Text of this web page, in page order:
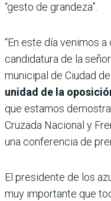
“gesto de grandeza”.
“En este día venimos
candidatura de la
municipal de Ciudad
unidad de la
que estamos
Cruzada Nacional y
una conferencia de
El presidente de los
muy importante que